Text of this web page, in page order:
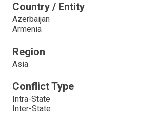
Country / Entity
Azerbaijan
Armenia
Region
Asia
Conflict Type
Intra-State
Inter-State